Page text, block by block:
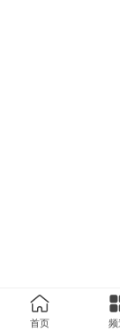
首页 频